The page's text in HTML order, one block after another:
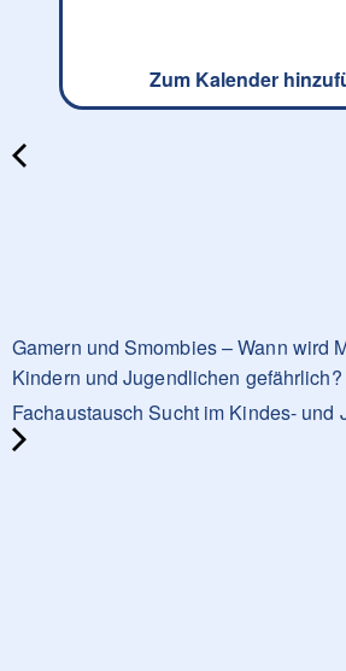
Zum Kalender
Gamern und Smombies – Wann wird
Kindern und Jugendlichen gefährlich?
Fachaustausch Sucht im Kindes- und